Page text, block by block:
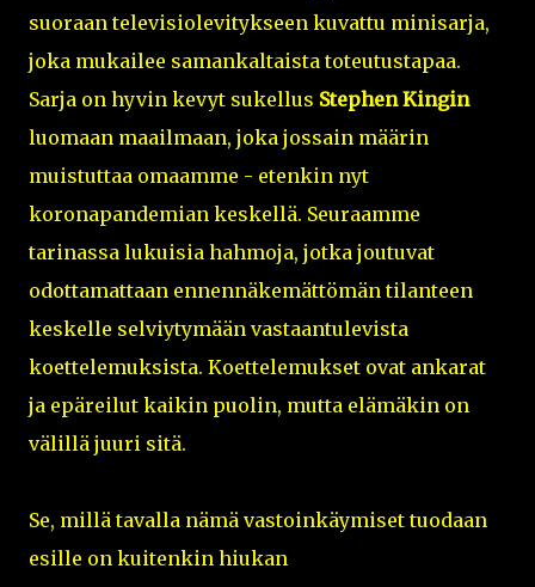
suoraan televisiolevitykseen kuvattu minisarja,
joka mukailee samankaltaista toteutustapaa.
Sarja on hyvin kevyt sukellus Stephen Kingin
luomaan maailmaan, joka jossain määrin
muistuttaa omaamme - etenkin nyt
koronapandemian keskellä. Seuraamme
tarinassa lukuisia hahmoja, jotka joutuvat
odottamattaan ennennäkemättömän tilanteen
keskelle selviytymään vastaantulevista
koettelemuksista. Koettelemukset ovat ankarat
ja epäreilut kaikin puolin, mutta elämäkin on
välillä juuri sitä.
Se, millä tavalla nämä vastoinkäymiset tuodaan
esille on kuitenkin hiukan